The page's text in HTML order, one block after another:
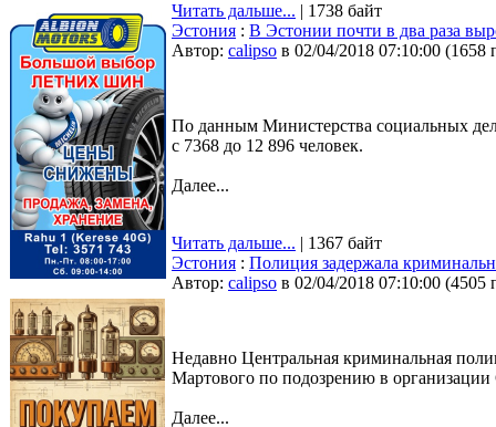
Читать дальше... | 1738 байт
Эстония : В Эстонии почти в два раза
Автор: calipso в 02/04/2018 07:10:00 (1658
По данным Министерства социальных
с 7368 до 12 896 человек.
Далее...
Читать дальше... | 1367 байт
Эстония : Полиция задержала
Автор: calipso в 02/04/2018 07:10:00 (4505
Недавно Центральная криминальная
Мартового по подозрению в организации
Далее...